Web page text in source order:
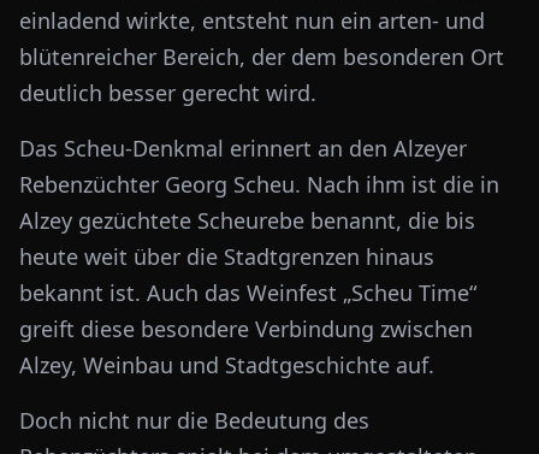
einladend wirkte, entsteht nun ein arten- und
blütenreicher Bereich, der dem besonderen Ort
deutlich besser gerecht wird.
Das Scheu-Denkmal erinnert an den Alzeyer
Rebenzüchter Georg Scheu. Nach ihm ist die in
Alzey gezüchtete Scheurebe benannt, die bis
heute weit über die Stadtgrenzen hinaus
bekannt ist. Auch das Weinfest „Scheu Time“
greift diese besondere Verbindung zwischen
Alzey, Weinbau und Stadtgeschichte auf.
Doch nicht nur die Bedeutung des